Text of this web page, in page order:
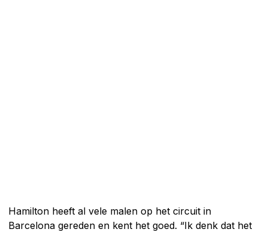
Hamilton heeft al vele malen op het circuit in
Barcelona gereden en kent het goed. “Ik denk dat het